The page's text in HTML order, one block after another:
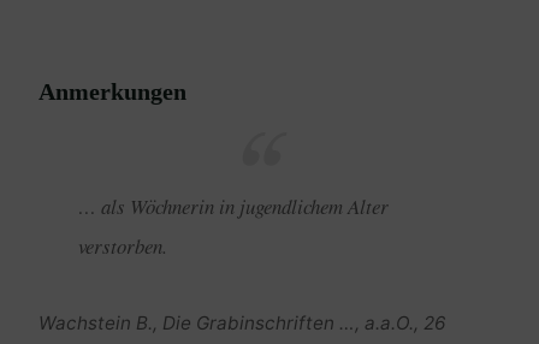
Anmerkungen
… als Wöchnerin in jugendlichem Alter
verstorben.
Wachstein B., Die Grabinschriften …, a.a.O., 26